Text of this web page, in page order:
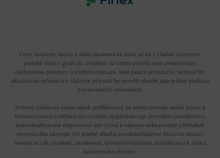
Ceny, hodnoty, kurzy a další ekonomická data, ať už v číselné či textové
podobě nebo v grafech, uváděné na tomto portálu jsou poskytovány
obchodními partnery a třetími stranami. Jsou pouze orientační, nemusí být
aktuální ani přesné a v žádném případě by neměly sloužit jako jediný podklad
pro investiční rozhodnutí.
Textový, video ani audio obsah publikovaný na tomto portálu slouží pouze k
informačním a vzdělávacím účelům. Nepředstavuje investiční poradenství,
individualizované doporučení ani výzvu k nákupu nebo prodeji jakéhokoli
investičního nástroje. Při tvorbě obsahu nezohledňujeme finanční situaci,
investiční cíle, znalosti, zkušenosti, investiční horizont ani toleranci k riziku
konkrétního čtenáře.